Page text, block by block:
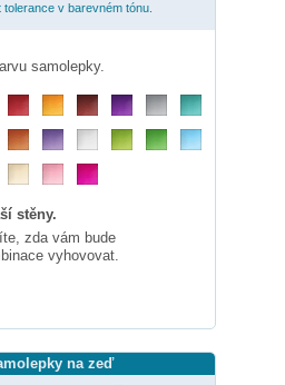
v barevném tónu.
samolepky.
stěny.
zda vám bude
vyhovovat.
na zeď